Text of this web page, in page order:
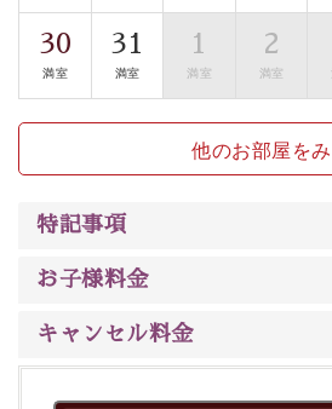
豊富な知識を持ったドライバー兼
案内します。事前ご予約制ですの
は【3日前まで】にお電話くださ
※年末年始及び御柱祭前後は運行
上諏訪温泉“しんゆ”なら諏訪大社
で心癒されます。 清らかな源泉、
事、諏訪湖に包まれるお部屋、 大
いただける、美しく癒される宿で
30
満室
31
満室
1
満室
2
満室
他のお部屋を
特記事項
お子様料金
キャンセル料金